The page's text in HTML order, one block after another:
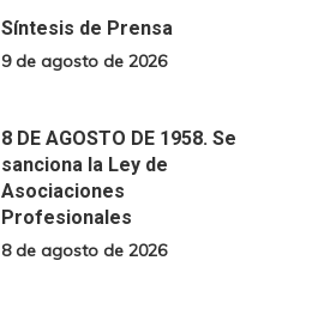
Síntesis de Prensa
9 de agosto de 2026
8 DE AGOSTO DE 1958. Se
sanciona la Ley de
Asociaciones
Profesionales
8 de agosto de 2026